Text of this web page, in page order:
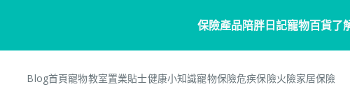
保險產品陪胖日記寵物百貨了
毛
Blog首頁寵物教室置業貼士健康小知識寵物保險危疾保險火險家居保險